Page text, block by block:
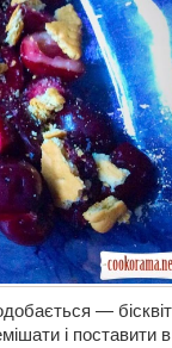
—
і поставити